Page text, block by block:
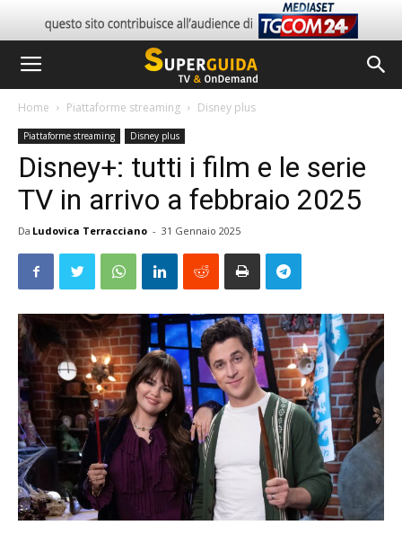
Home Piattaforme streaming Disney plus
Piattaforme streaming Disney plus
Disney+: tutti i film e le serie
TV in arrivo a febbraio 2025
Da Ludovica Terracciano - 31 Gennaio 2025